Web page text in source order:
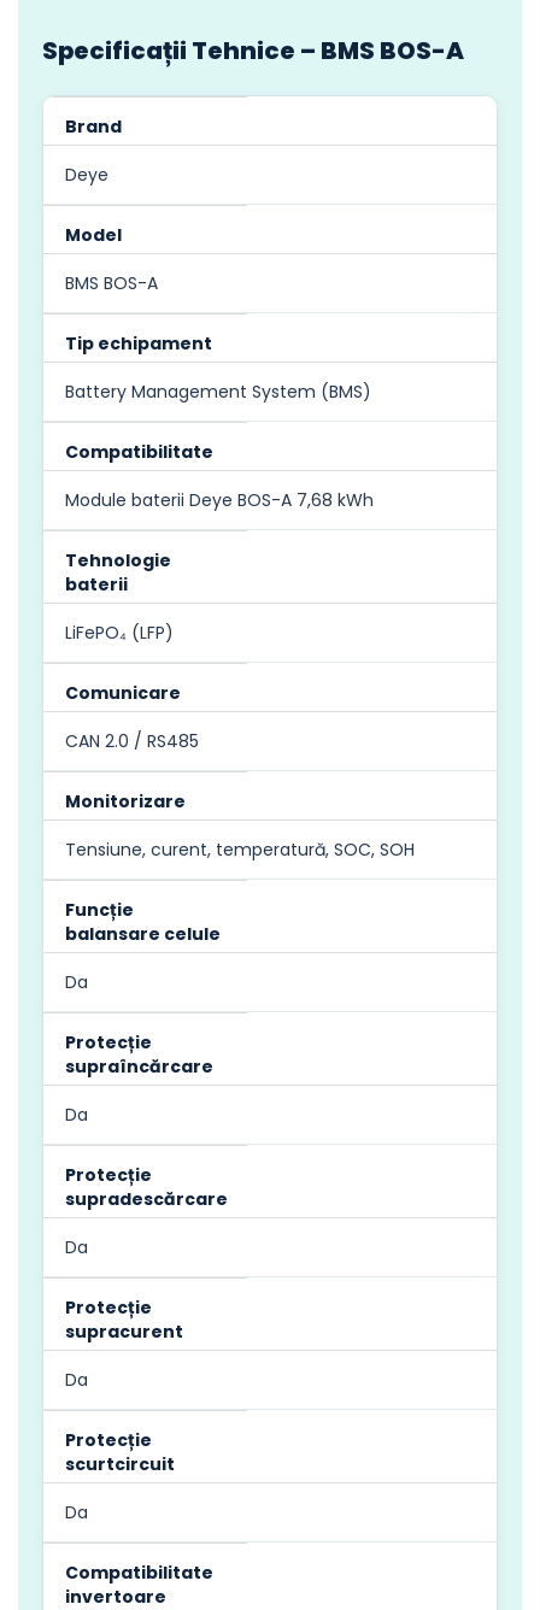
Specificații Tehnice – BMS BOS-A
Brand
Deye
Model
BMS BOS-A
Tip echipament
Battery Management System (BMS)
Compatibilitate
Module baterii Deye BOS-A 7,68 kWh
Tehnologie
baterii
LiFePO₄ (LFP)
Comunicare
CAN 2.0 / RS485
Monitorizare
Tensiune, curent, temperatură, SOC, SOH
Funcție
balansare celule
Da
Protecție
supraîncărcare
Da
Protecție
supradescărcare
Da
Protecție
supracurent
Da
Protecție
scurtcircuit
Da
Compatibilitate
invertoare